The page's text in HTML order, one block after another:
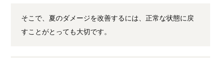
そこで、夏のダメージを改善するには、正常な状態に戻
すことがとっても大切です。